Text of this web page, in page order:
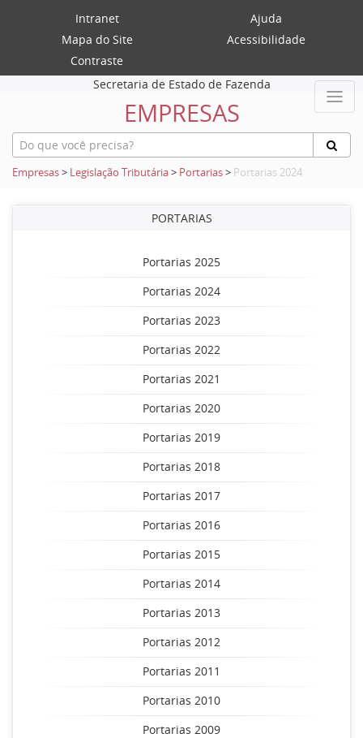
Intranet
Ajuda
Mapa do Site
Acessibilidade
Contraste
Secretaria de Estado de Fazenda
EMPRESAS
Empresas> Legislação Tributária> Portarias> Portarias 2024
PORTARIAS
Portarias 2025
Portarias 2024
Portarias 2023
Portarias 2022
Portarias 2021
Portarias 2020
Portarias 2019
Portarias 2018
Portarias 2017
Portarias 2016
Portarias 2015
Portarias 2014
Portarias 2013
Portarias 2012
Portarias 2011
Portarias 2010
Portarias 2009